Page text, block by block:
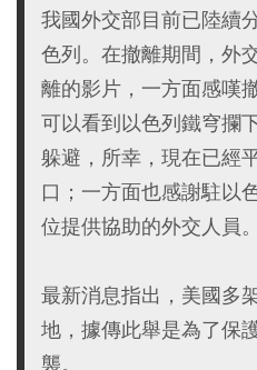
我國外交部目前已陸續
色列。在撤離期間，外
離的影片，一方面感嘆
可以看到以色列鐵穹攔
躲避，所幸，現在已經
口；一方面也感謝駐以
位提供協助的外交人員。
最新消息指出，美國多
地，據傳此舉是為了保
襲。